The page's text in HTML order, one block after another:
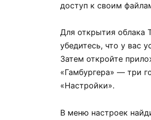
доступ к своим
Для открытия облака
убедитесь, что у вас
Затем откройте
«Гамбургера» — три
«Настройки».
В меню настроек